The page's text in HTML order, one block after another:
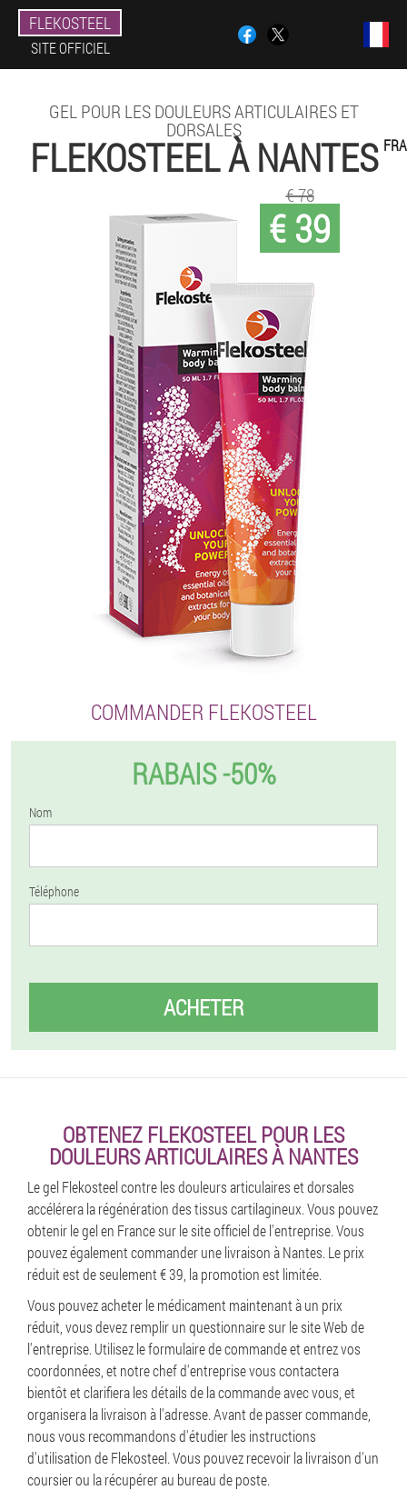
FLEKOSTEEL
SITE OFFICIEL
GEL POUR LES DOULEURS ARTICULAIRES ET
DORSALES
FLEKOSTEEL À NANTES
€ 39
€ 78
COMMANDER FLEKOSTEEL
RABAIS -50%
Nom
Téléphone
ACHETER
OBTENEZ FLEKOSTEEL POUR LES
DOULEURS ARTICULAIRES À NANTES
Le gel Flekosteel contre les douleurs articulaires et dorsales
accélérera la régénération des tissus cartilagineux. Vous pouvez
obtenir le gel en France sur le site officiel de l'entreprise. Vous
pouvez également commander une livraison à Nantes. Le prix
réduit est de seulement € 39, la promotion est limitée.
Vous pouvez acheter le médicament maintenant à un prix
réduit, vous devez remplir un questionnaire sur le site Web de
l'entreprise. Utilisez le formulaire de commande et entrez vos
coordonnées, et notre chef d'entreprise vous contactera
bientôt et clarifiera les détails de la commande avec vous, et
organisera la livraison à l'adresse. Avant de passer commande,
nous vous recommandons d'étudier les instructions
d'utilisation de Flekosteel. Vous pouvez recevoir la livraison d'un
coursier ou la récupérer au bureau de poste.